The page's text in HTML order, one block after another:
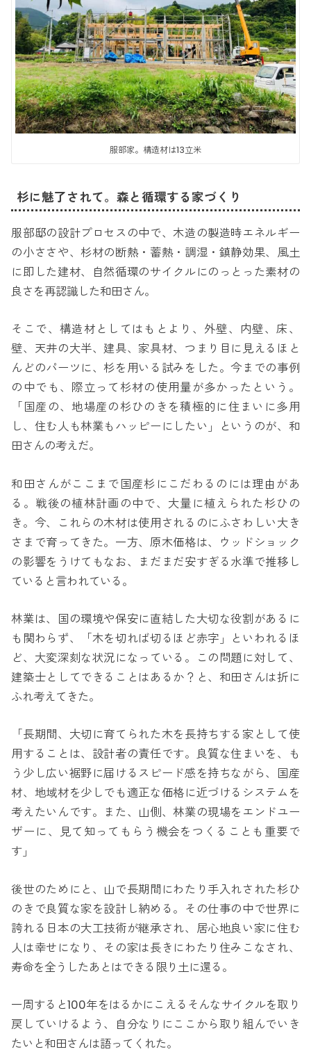
服部家。構造材は13立米
杉に魅了されて。森と循環する家づくり
服部邸の設計プロセスの中で、木造の製造時エネルギー
の小ささや、杉材の断熱・蓄熱・調湿・鎮静効果、風土
に即した建材、自然循環のサイクルにのっとった素材の
良さを再認識した和田さん。
そこで、構造材としてはもとより、外壁、内壁、床、
壁、天井の大半、建具、家具材、つまり目に見えるほと
んどのパーツに、杉を用いる試みをした。今までの事例
の中でも、際立って杉材の使用量が多かったという。
「国産の、地場産の杉ひのきを積極的に住まいに多用
し、住む人も林業もハッピーにしたい」というのが、和
田さんの考えだ。
和田さんがここまで国産杉にこだわるのには理由があ
る。戦後の植林計画の中で、大量に植えられた杉ひの
き。今、これらの木材は使用されるのにふさわしい大き
さまで育ってきた。一方、原木価格は、ウッドショック
の影響をうけてもなお、まだまだ安すぎる水準で推移し
ていると言われている。
林業は、国の環境や保安に直結した大切な役割があるに
も関わらず、「木を切れば切るほど赤字」といわれるほ
ど、大変深刻な状況になっている。この問題に対して、
建築士としてできることはあるか？と、和田さんは折に
ふれ考えてきた。
「長期間、大切に育てられた木を長持ちする家として使
用することは、設計者の責任です。良質な住まいを、も
う少し広い裾野に届けるスピード感を持ちながら、国産
材、地域材を少しでも適正な価格に近づけるシステムを
考えたいんです。また、山側、林業の現場をエンドユー
ザーに、見て知ってもらう機会をつくることも重要で
す」
後世のためにと、山で長期間にわたり手入れされた杉ひ
のきで良質な家を設計し納める。その仕事の中で世界に
誇れる日本の大工技術が継承され、居心地良い家に住む
人は幸せになり、その家は長きにわたり住みこなされ、
寿命を全うしたあとはできる限り土に還る。
一周すると100年をはるかにこえるそんなサイクルを取り
戻していけるよう、自分なりにここから取り組んでいき
たいと和田さんは語ってくれた。